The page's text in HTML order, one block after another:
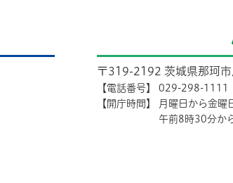
〒319-2192 茨城県那珂
【電話番号】
029-298-1111
【開庁時間】
月曜日から金曜
午前8時30分か